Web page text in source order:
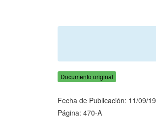
Documento original
Fecha de Publicación: 11/09/
Página: 470-A